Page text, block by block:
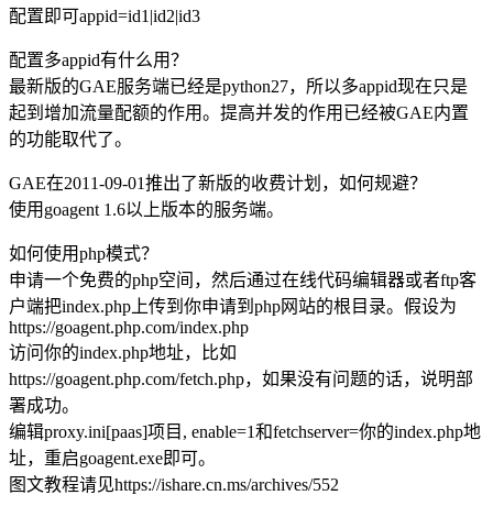
配置即可appid=id1|id2|id3
配置多appid有什么用？
最新版的GAE服务端已经是python27，所以多appid现在只是
起到增加流量配额的作用。提高并发的作用已经被GAE内置
的功能取代了。
GAE在2011-09-01推出了新版的收费计划，如何规避？
使用goagent 1.6以上版本的服务端。
如何使用php模式？
申请一个免费的php空间，然后通过在线代码编辑器或者ftp客
户端把index.php上传到你申请到php网站的根目录。假设为
https://goagent.php.com/index.php
访问你的index.php地址，比如
https://goagent.php.com/fetch.php，如果没有问题的话，说明部
署成功。
编辑proxy.ini[paas]项目, enable=1和fetchserver=你的index.php地
址，重启goagent.exe即可。
图文教程请见https://ishare.cn.ms/archives/552